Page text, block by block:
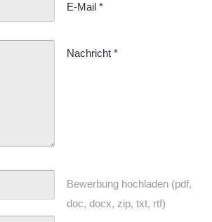
E-Mail *
Nachricht *
Bewerbung hochladen (pdf,
doc, docx, zip, txt, rtf)